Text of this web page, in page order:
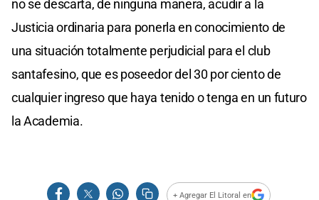
no se descarta, de ninguna manera, acudir a la
Justicia ordinaria para ponerla en conocimiento de
una situación totalmente perjudicial para el club
santafesino, que es poseedor del 30 por ciento de
cualquier ingreso que haya tenido o tenga en un futuro
la Academia.
+ Agregar El Litoral en